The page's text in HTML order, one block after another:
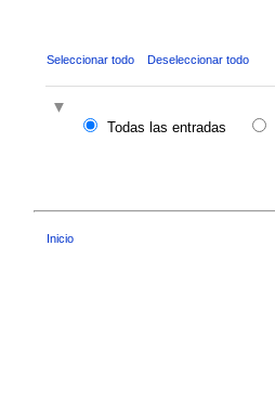
Seleccionar todo Deseleccionar todo
Todas las entradas
Inicio